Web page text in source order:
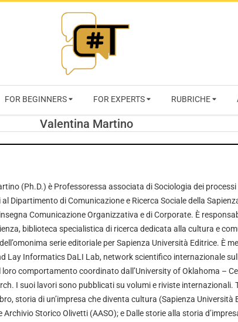
RIVISTA
FOR BEGINNERS FOR EXPERTS RUBRICHE
Valentina Martino
(Ph.D.) è Professoressa associata di Sociologia dei
Dipartimento di Comunicazione e Ricerca Sociale della
Comunicazione Organizzativa e di Corporate. È
biblioteca specialistica di ricerca dedicata alla cultura e
serie editoriale per Sapienza Università Editrice. È
Lay Informatics DaLI Lab, network scientifico internazionale
loro comportamento coordinato dall’University of Oklahoma –
I suoi lavori sono pubblicati su volumi e riviste internazionali.
storia di un’impresa che diventa cultura (Sapienza Università
Archivio Storico Olivetti (AASO); e Dalle storie alla storia